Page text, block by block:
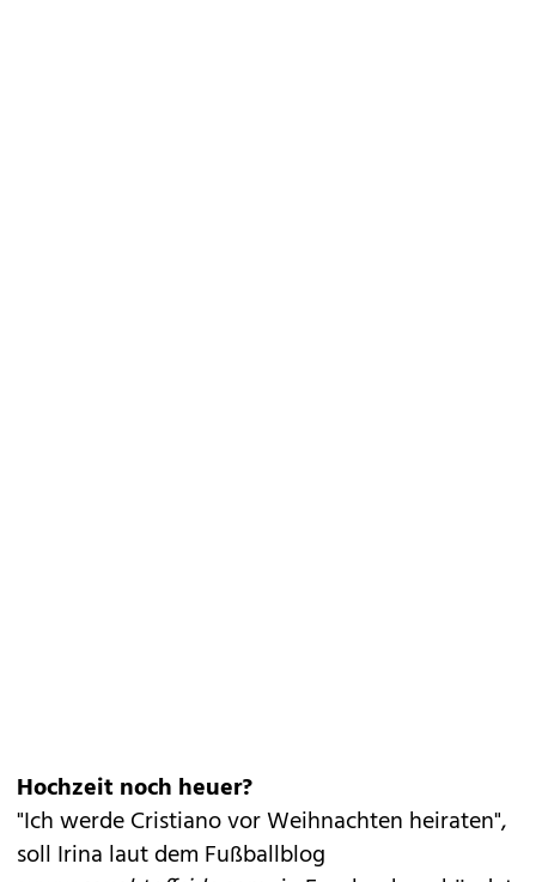
Hochzeit noch heuer?
"Ich werde Cristiano vor Weihnachten heiraten",
soll Irina laut dem Fußballblog